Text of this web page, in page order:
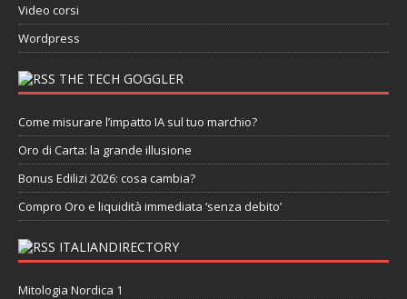
Video corsi
Wordpress
THE TECH GOGGLER
Come misurare l’impatto IA sul tuo marchio?
Oro di Carta: la grande illusione
Bonus Edilizi 2026: cosa cambia?
Compro Oro e liquidità immediata ‘senza debito’
ITALIANDIRECTORY
Mitologia Nordica 1